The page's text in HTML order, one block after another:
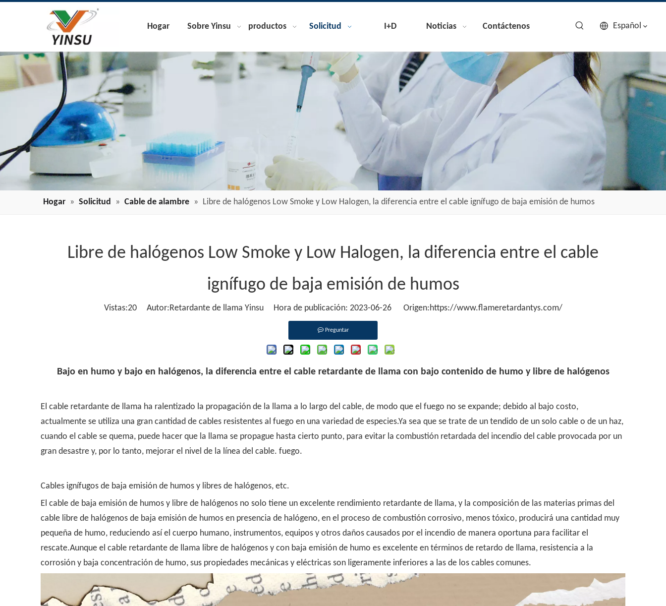
Hogar Sobre Yinsu productos Solicitud I+D Noticias Contáctenos Español
Hogar » Solicitud » Cable de alambre » Libre de halógenos Low Smoke y Low Halogen, la diferencia entre el cable ignífugo de baja emisión de humos
Libre de halógenos Low Smoke y Low Halogen, la diferencia entre el cable
ignífugo de baja emisión de humos
Vistas:20Autor:Retardante de llama Yinsu Hora de publicación: 2023-06-26 Origen:https://www.flameretardantys.com/
Preguntar
Bajo en humo y bajo en halógenos, la diferencia entre el cable retardante de llama con bajo contenido de humo y libre de halógenos
El cable retardante de llama ha ralentizado la propagación de la llama a lo largo del cable, de modo que el fuego no se expande; debido al bajo costo,
actualmente se utiliza una gran cantidad de cables resistentes al fuego en una variedad de especies.Ya sea que se trate de un tendido de un solo cable o de un haz,
cuando el cable se quema, puede hacer que la llama se propague hasta cierto punto, para evitar la combustión retardada del incendio del cable provocada por un
gran desastre y, por lo tanto, mejorar el nivel de la línea del cable. fuego.
Cables ignífugos de baja emisión de humos y libres de halógenos, etc.
El cable de baja emisión de humos y libre de halógenos no solo tiene un excelente rendimiento retardante de llama, y ​​la composición de las materias primas del
cable libre de halógenos de baja emisión de humos en presencia de halógeno, en el proceso de combustión corrosivo, menos tóxico, producirá una cantidad muy
pequeña de humo, reduciendo así el cuerpo humano, instrumentos, equipos y otros daños causados ​​por el incendio de manera oportuna para facilitar el
rescate.Aunque el cable retardante de llama libre de halógenos y con baja emisión de humo es excelente en términos de retardo de llama, resistencia a la
corrosión y baja concentración de humo, sus propiedades mecánicas y eléctricas son ligeramente inferiores a las de los cables comunes.